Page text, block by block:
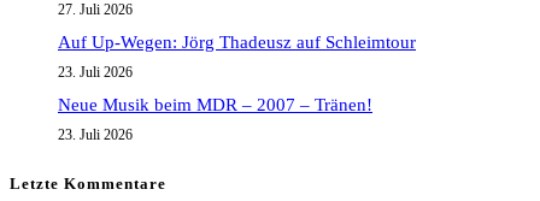
27. Juli 2026
Auf Up-Wegen: Jörg Thadeusz auf Schleimtour
23. Juli 2026
Neue Musik beim MDR – 2007 – Tränen!
23. Juli 2026
Letzte Kommentare